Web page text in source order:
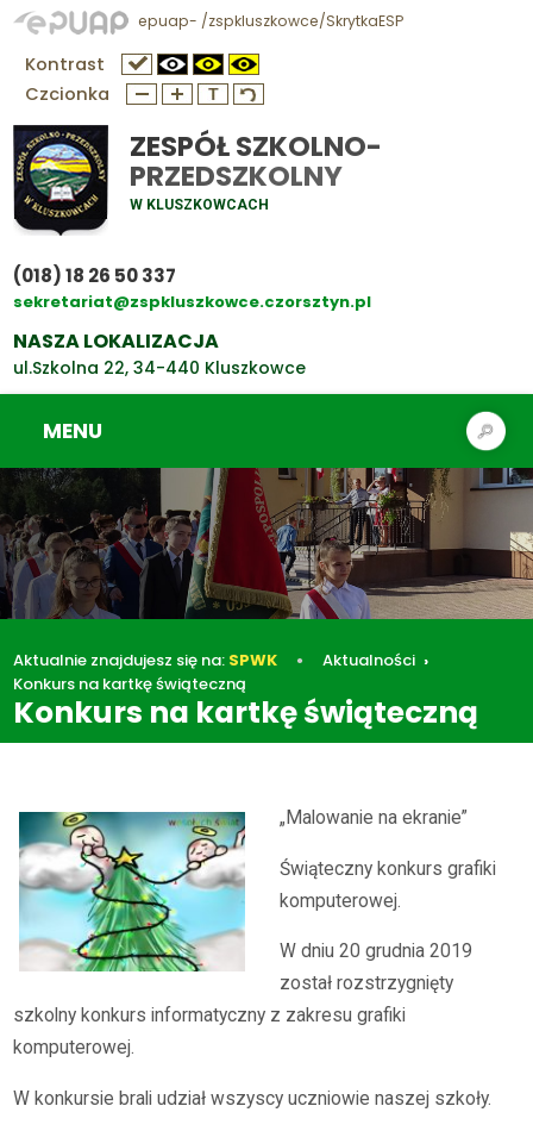
epuap- /zspkluszkowce/SkrytkaESP
Kontrast
Czcionka
ZESPÓŁ SZKOLNO-
PRZEDSZKOLNY
W KLUSZKOWCACH
(018) 18 26 50 337
sekretariat@zspkluszkowce.czorsztyn.pl
NASZA LOKALIZACJA
ul.Szkolna 22, 34-440 Kluszkowce
Aktualnie znajdujesz się na: SPWK
Aktualności
Konkurs na kartkę świąteczną
Konkurs na kartkę świąteczną
MENU
„Malowanie na ekranie”
Świąteczny konkurs grafiki
komputerowej.
W dniu 20 grudnia 2019
został rozstrzygnięty
szkolny konkurs informatyczny z zakresu grafiki
komputerowej.
W konkursie brali udział wszyscy uczniowie naszej szkoły.